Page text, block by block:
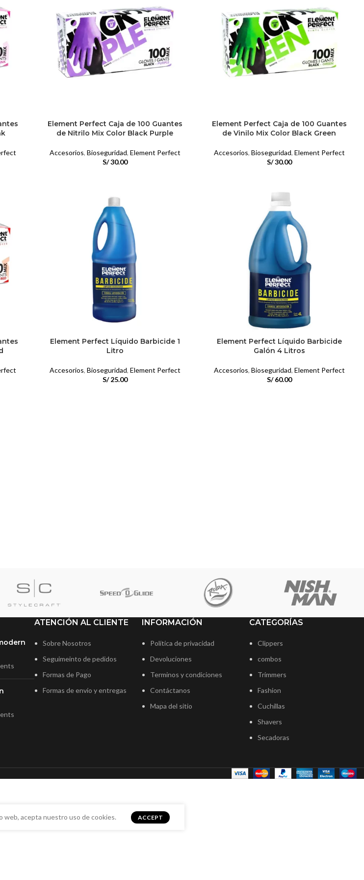
Element Perfect Caja de 100 Guantes
de Nitrilo Mix Color Black Purple
Accesorios, Bioseguridad, Element Perfect
S/30.00
Element Perfect Caja de 100 Guantes
de Vinilo Mix Color Black Green
Accesorios, Bioseguridad, Element Perfect
S/30.00
Element Perfect Líquido Barbicide 1
Litro
Accesorios, Bioseguridad, Element Perfect
S/25.00
Element Perfect Líquido Barbicide
Galón 4 Litros
Accesorios, Bioseguridad, Element Perfect
S/60.00
ATENCIÓN AL CLIENTE
Sobre Nosotros
Seguimeinto de pedidos
Formas de Pago
Formas de envío y entregas
INFORMACIÓN
Política de privacidad
Devoluciones
Terminos y condiciones
Contáctanos
Mapa del sitio
CATEGORÍAS
Clippers
combos
Trimmers
Fashion
Cuchillas
Shavers
Secadoras
web, acepta nuestro uso de cookies. ACCEPT